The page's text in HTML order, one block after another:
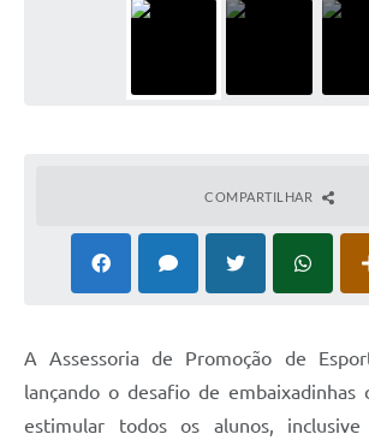
COMPARTILHAR
A Assessoria de Promoção de
lançando o desafio de
estimular todos os alunos, inclusive